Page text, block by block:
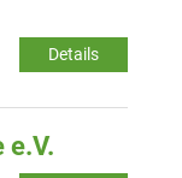
Details
e.V.